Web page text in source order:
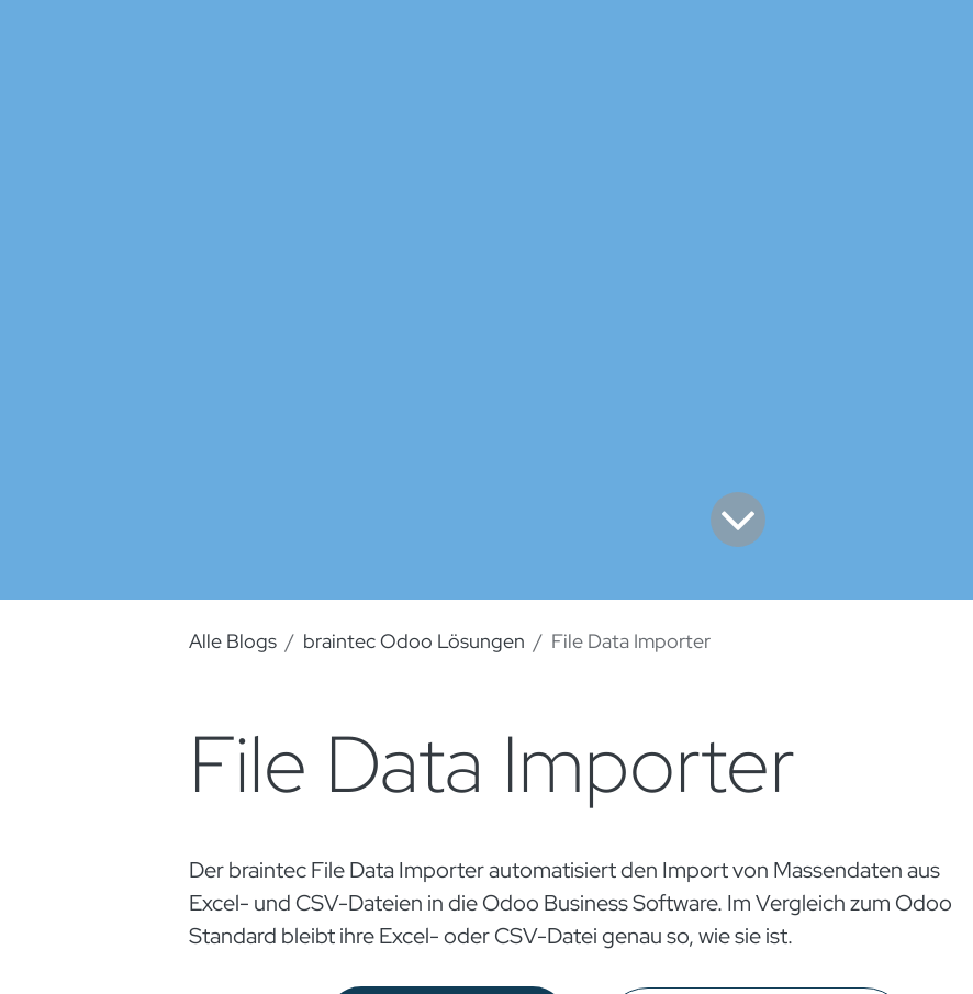
Alle Blogs braintec Odoo Lösungen File Data Importer
File Data Importer
Der braintec File Data Importer automatisiert den Import von Massendaten aus
Excel- und CSV-Dateien in die Odoo Business Software. Im Vergleich zum Odoo
Standard bleibt ihre Excel- oder CSV-Datei genau so, wie sie ist.